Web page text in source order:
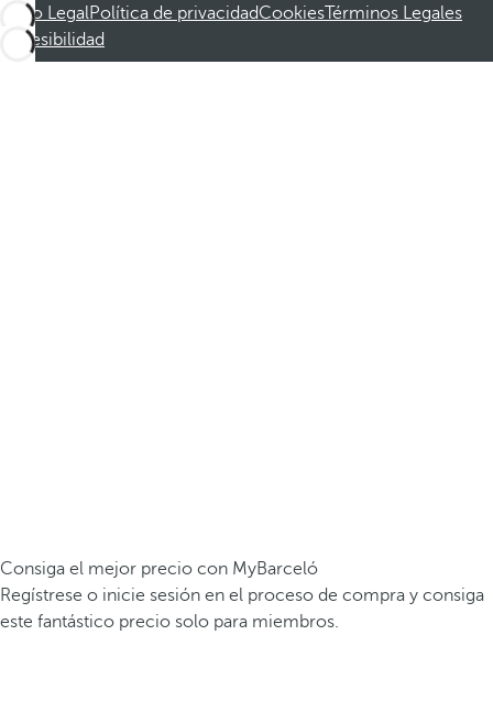
Aviso LegalPolítica de privacidadCookiesTérminos Legales
Accesibilidad
Consiga el mejor precio con MyBarceló
Regístrese o inicie sesión en el proceso de compra y consiga
este fantástico precio solo para miembros.